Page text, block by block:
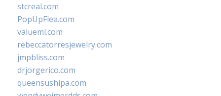
stcreal.com
PopUpFlea.com
valueml.com
rebeccatorresjewelry.com
jmpbliss.com
drjorgerico.com
queensushipa.com